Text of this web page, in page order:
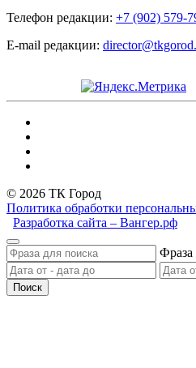
Телефон редакции: +7 (902) 579-
E-mail редакции:
© 2026 ТК Город
Политика обработки
Разработка сайта – Вангер.рф
Фраза
Поиск